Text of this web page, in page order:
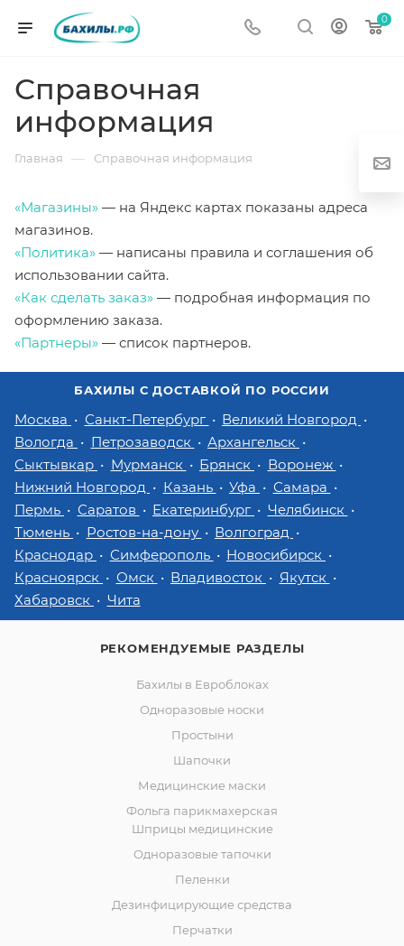
0
Справочная
информация
Главная — Справочная информация
«Магазины» — на Яндекс картах показаны адреса
магазинов.
«Политика» — написаны правила и соглашения об
использовании сайта.
«Как сделать заказ» — подробная информация по
оформлению заказа.
«Партнеры» — список партнеров.
БАХИЛЫ С ДОСТАВКОЙ ПО РОССИИ
Москва Санкт-Петербург
Великий Новгород
Вологда
Петрозаводск
Архангельск
Сыктывкар
Мурманск Брянск
Воронеж
Нижний Новгород
Казань Уфа
Самара
Пермь
Саратов Екатеринбург
Челябинск
Тюмень
Ростов-на-дону
Волгоград
Краснодар
Симферополь
Новосибирск
Красноярск
Омск Владивосток
Якутск
Хабаровск
Чита
РЕКОМЕНДУЕМЫЕ РАЗДЕЛЫ
Бахилы в Евроблоках
Одноразовые носки
Простыни
Шапочки
Медицинские маски
Фольга парикмахерская
Шприцы медицинские
Одноразовые тапочки
Пеленки
Дезинфицирующие средства
Перчатки